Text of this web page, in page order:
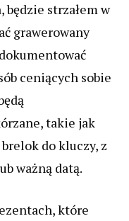
będzie strzałem w
grawerowany
ceniących sobie
takie jak
do kluczy, z
ważną datą.
które